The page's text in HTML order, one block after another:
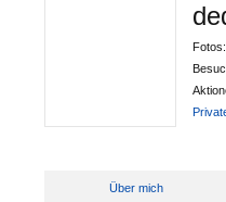
Fotos:
Über mich